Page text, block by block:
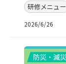
研修メニュー
2026/6/26